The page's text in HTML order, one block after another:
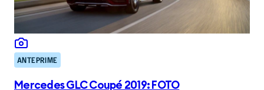
ANTEPRIME
Mercedes GLC Coupé 2019: FOTO